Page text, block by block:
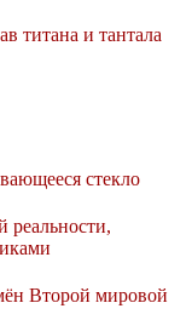
титана и тантала
стекло
реальности,
Второй мировой